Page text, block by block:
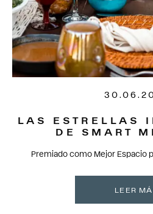
LAS ESTRELLAS
DE SMART
Premiado como Mejor Espacio
LEER